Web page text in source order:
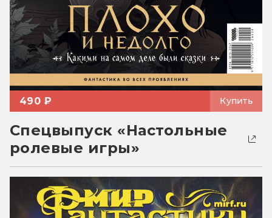
490 ₽ Купить
Спецвыпуск «Настольные
ролевые игры»